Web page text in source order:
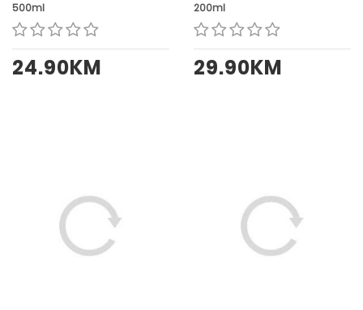
500ml
24.90KM
200ml
29.90KM